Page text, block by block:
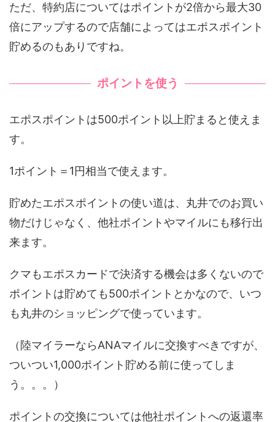
ただ、特約店についてはポイントが2倍から最大30
倍にアップするので店舗によってはエポスポイント
貯めるのもありですね。
ポイントを使う
エポスポイントは500ポイント以上貯まると使えま
す。
1ポイント＝1円相当で使えます。
貯めたエポスポイントの使い道は、丸井でのお買い
物だけじゃなく、他社ポイントやマイルにも移行出
来ます。
クマもエポスカードで決済する機会は多くないので
ポイントは貯めても500ポイントとかなので、いつ
も丸井のショッピングで使っています。
（陸マイラーならANAマイルに交換すべきですが、
ついつい1,000ポイント貯める前に使ってしま
う。。。）
ポイントの交換については他社ポイントへの返還率